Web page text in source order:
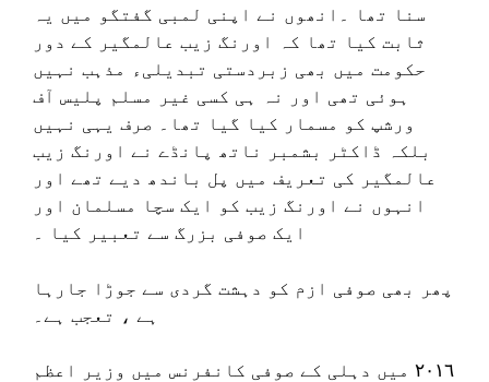
سنا تھا ۔انھوں نے اپنی لمبی گفتگو میں یہ
ثابت کیا تھا کہ اورنگ زیب عالمگیر کے دور
حکومت میں بھی زبردستی تبدیلیء مذہب نہیں
ہوئی تھی اور نہ ہی کسی غیر مسلم پلیس آف
ورشپ کو مسمار کیا گیا تھا۔ صرف یہی نہیں
بلکہ ڈاکٹر بشمبر ناتھ پانڈے نے اورنگ زیب
عالمگیر کی تعریف میں پل باندھ دیے تھے اور
انہوں نے اورنگ زیب کو ایک سچا مسلمان اور
ایک صوفی بزرگ سے تعبیر کیا ۔
پھر بھی صوفی ازم کو دہشت گردی سے جوڑا جارہا
ہے ، تعجب ہے۔
٢٠١٦ میں دہلی کے صوفی کانفرنس میں وزیر اعظم